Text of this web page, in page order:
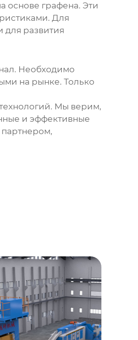
основе графена. Эти
Для
для развития
Необходимо
на рынке. Только
Мы верим,
и эффективные